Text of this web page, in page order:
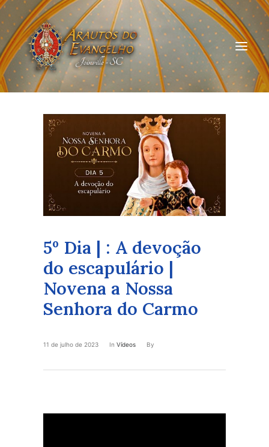
HOME
QUEM SOMOS
ARAUTOS JOINVILLE
CURSOS ON-LINE
5º Dia | : A devoção
do escapulário |
Novena a Nossa
Senhora do Carmo
11 de julho de 2023 In Vídeos By